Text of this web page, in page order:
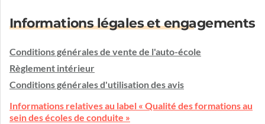
Informations légales et engagements
Conditions générales de vente de l'auto-école
Règlement intérieur
Conditions générales d'utilisation des avis
Informations relatives au label « Qualité des formations au
sein des écoles de conduite »